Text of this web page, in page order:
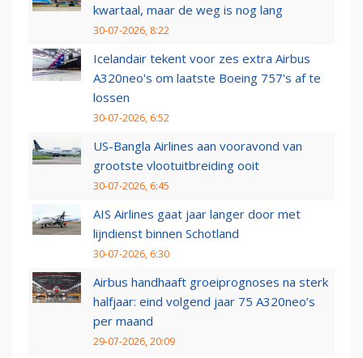
kwartaal, maar de weg is nog lang
30-07-2026, 8:22
Icelandair tekent voor zes extra Airbus
A320neo's om laatste Boeing 757's af te
lossen
30-07-2026, 6:52
US-Bangla Airlines aan vooravond van
grootste vlootuitbreiding ooit
30-07-2026, 6:45
AIS Airlines gaat jaar langer door met
lijndienst binnen Schotland
30-07-2026, 6:30
Airbus handhaaft groeiprognoses na sterk
halfjaar: eind volgend jaar 75 A320neo’s
per maand
29-07-2026, 20:09